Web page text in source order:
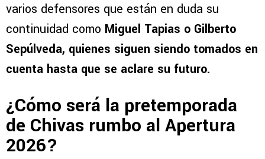
varios defensores que están en duda su
continuidad como Miguel Tapias o Gilberto
Sepúlveda, quienes siguen siendo tomados en
cuenta hasta que se aclare su futuro.
¿Cómo será la pretemporada
de Chivas rumbo al Apertura
2026?